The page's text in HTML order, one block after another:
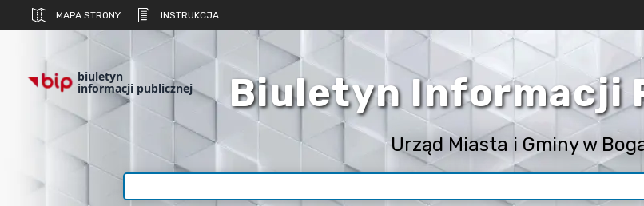
MAPA STRONY INSTRUKCJA
biuletyn
informacji publicznej Biuletyn Informacji
Urząd Miasta i Gminy w